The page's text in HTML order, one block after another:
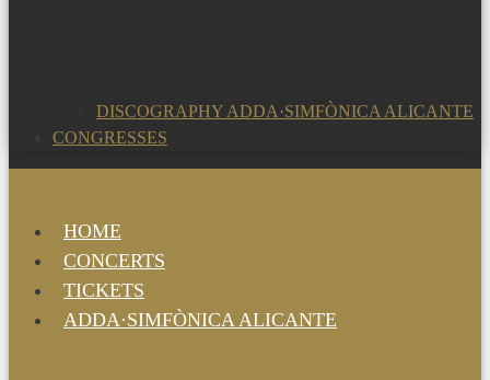
DISCOGRAPHY ADDA·SIMFÒNICA ALICANTE
CONGRESSES
HOME
CONCERTS
TICKETS
ADDA·SIMFÒNICA ALICANTE